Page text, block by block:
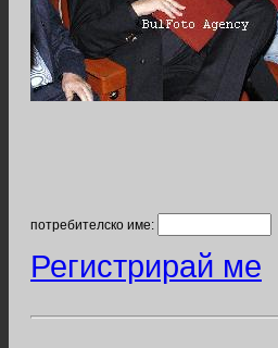
потребителско име:
Регистрирай ме